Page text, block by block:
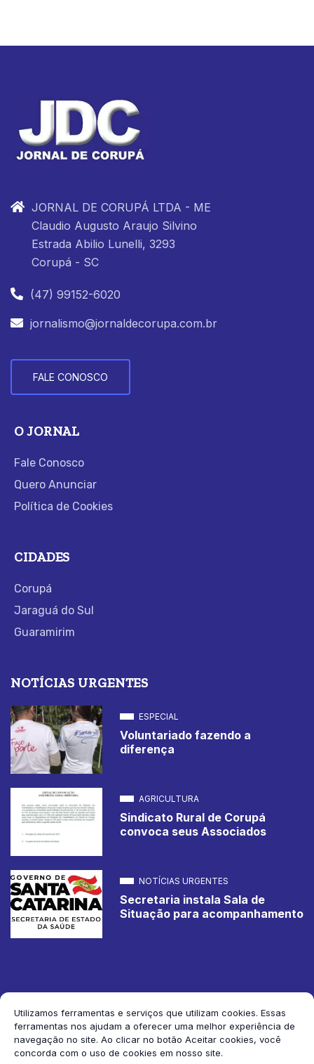
Utilizamos ferramentas e serviços que utilizam cookies. Essas
ferramentas nos ajudam a oferecer uma melhor experiência de
navegação no site. Ao clicar no botão Aceitar cookies, você
concorda com o uso de cookies em nosso site.
JORNAL DE CORUPÁ LTDA - ME
Claudio Augusto Araujo Silvino
Estrada Abilio Lunelli, 3293
Corupá - SC
(47) 99152-6020
jornalismo@jornaldecorupa.com.br
FALE CONOSCO
O JORNAL
Fale Conosco
Quero Anunciar
Política de Cookies
CIDADES
Corupá
Jaraguá do Sul
Guaramirim
NOTÍCIAS URGENTES
ESPECIAL
Voluntariado fazendo a
diferença
AGRICULTURA
Sindicato Rural de Corupá
convoca seus Associados
NOTÍCIAS URGENTES
Secretaria instala Sala de
Situação para acompanhamento
2026 Jornal de Corupá. Todos os direitos reservados.